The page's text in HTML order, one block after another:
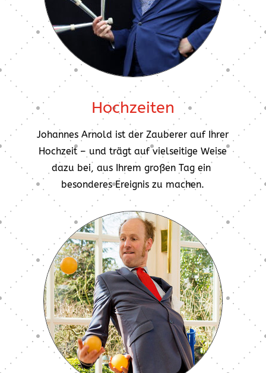
Hochzeiten
Johannes Arnold ist der Zauberer auf Ihrer
Hochzeit – und trägt auf vielseitige Weise
dazu bei, aus Ihrem großen Tag ein
besonderes Ereignis zu machen.